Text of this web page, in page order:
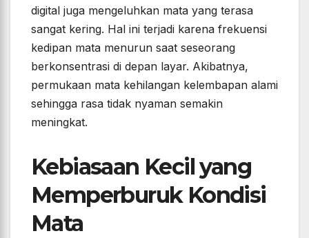
digital juga mengeluhkan mata yang terasa
sangat kering. Hal ini terjadi karena frekuensi
kedipan mata menurun saat seseorang
berkonsentrasi di depan layar. Akibatnya,
permukaan mata kehilangan kelembapan alami
sehingga rasa tidak nyaman semakin
meningkat.
Kebiasaan Kecil yang
Memperburuk Kondisi
Mata